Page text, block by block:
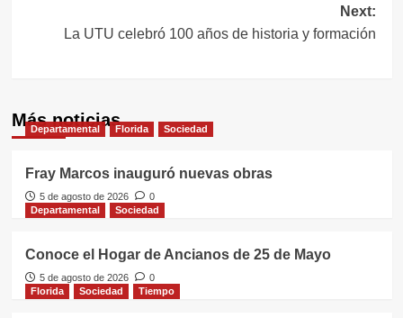
Next:
La UTU celebró 100 años de historia y formación
Más noticias
Departamental Florida Sociedad
Fray Marcos inauguró nuevas obras
5 de agosto de 2026
0
Departamental
Sociedad
Conoce el Hogar de Ancianos de 25 de Mayo
5 de agosto de 2026
0
Florida
Sociedad Tiempo